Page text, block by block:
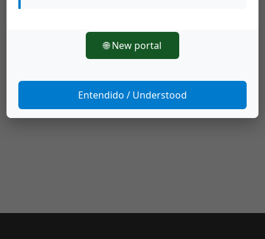
🌐 New portal
Entendido / Understood